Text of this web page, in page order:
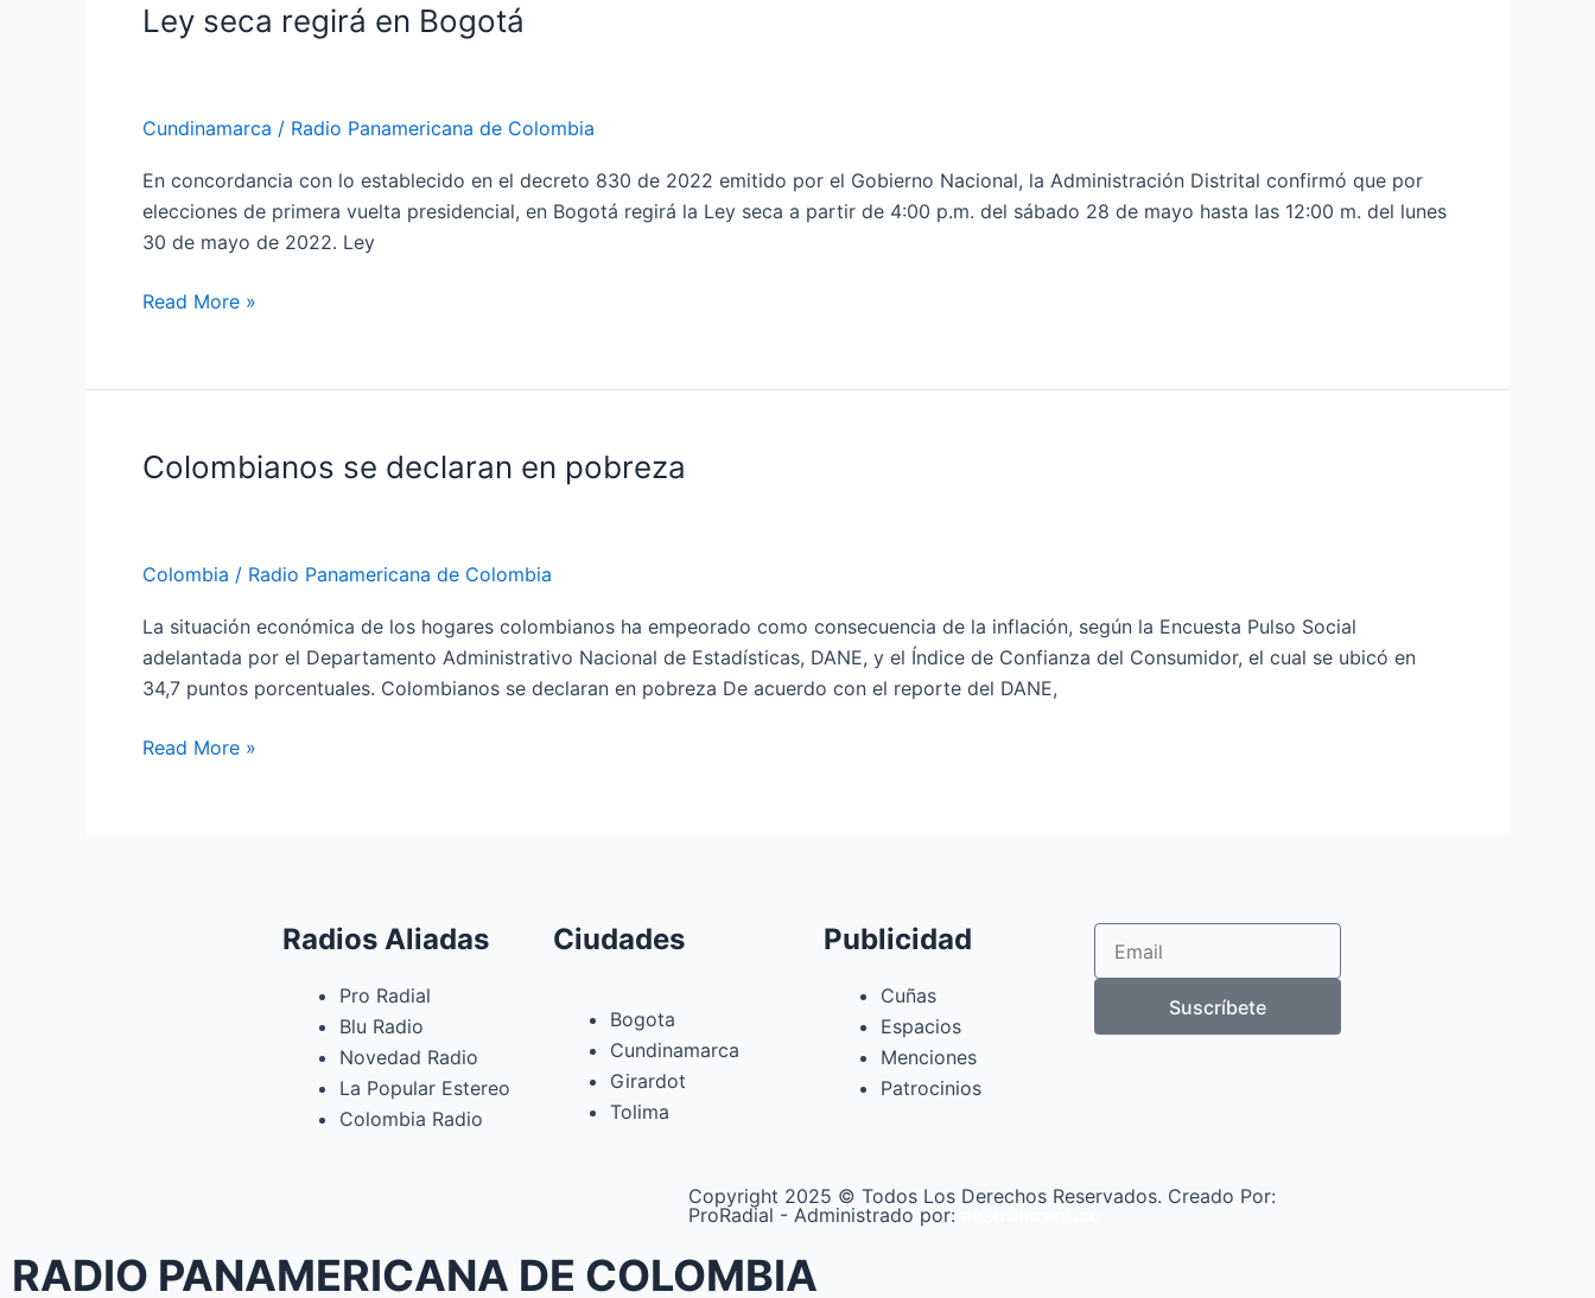
Ley seca regirá en Bogotá
Cundinamarca / Radio Panamericana de Colombia
En concordancia con lo establecido en el decreto 830 de 2022 emitido por el Gobierno Nacional, la Administración Distrital confirmó que por
elecciones de primera vuelta presidencial, en Bogotá regirá la Ley seca a partir de 4:00 p.m. del sábado 28 de mayo hasta las 12:00 m. del lunes
30 de mayo de 2022. Ley
Ley
seca
Bogotá
Read More »
Colombianos se declaran en pobreza
Colombia / Radio Panamericana de Colombia
La situación económica de los hogares colombianos ha empeorado como consecuencia de la inflación, según la Encuesta Pulso Social
adelantada por el Departamento Administrativo Nacional de Estadísticas, DANE, y el Índice de Confianza del Consumidor, el cual se ubicó en
34,7 puntos porcentuales. Colombianos se declaran en pobreza De acuerdo con el reporte del DANE,
Colombianos
pobreza
Read More »
Radios Aliadas
Pro Radial
Blu Radio
Novedad Radio
La Popular Estereo
Colombia Radio
Ciudades
Bogota
Cundinamarca
Girardot
Tolima
Publicidad
Cuñas
Espacios
Menciones
Patrocinios
Suscríbete
Copyright 2025 © Todos Los Derechos Reservados. Creado Por:
ProRadial - Administrado por:
RADIO PANAMERICANA DE COLOMBIA